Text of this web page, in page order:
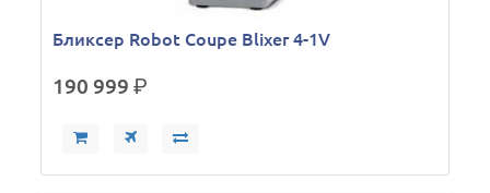
Бликсер Robot Coupe Blixer 4-1V
190 999р.